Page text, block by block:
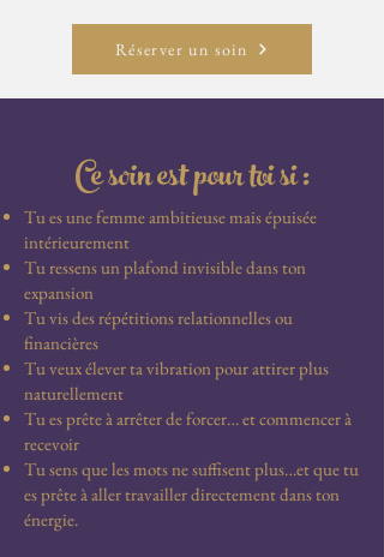
Réserver un soin
Ce soin est pour toi si :
Tu es une femme ambitieuse mais épuisée
intérieurement
Tu ressens un plafond invisible dans ton
expansion
Tu vis des répétitions relationnelles ou
financières
Tu veux élever ta vibration pour attirer plus
naturellement
Tu es prête à arrêter de forcer… et commencer à
recevoir
Tu sens que les mots ne suffisent plus…et que tu
es prête à aller travailler directement dans ton
énergie.